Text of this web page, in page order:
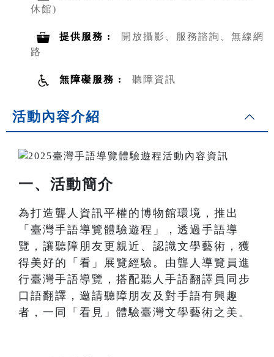
休館)
提供服務 :
開放攝影、服務諮詢、無線網
路
無障礙服務 : 聽障資訊
活動內容介紹
一、活動簡介
為打造聾人資訊平權的博物館環境，推出
「臺灣手語導覽體驗遊程」，透過手語導
覽，讓聽障朋友更親近、認識文學藝術，獲
得美好的「看」展覽經驗。由聾人導覽員進
行臺灣手語導覽，搭配聽人手語翻譯員同步
口語翻譯，邀請聽障朋友及對手語有興趣
者，一同「看見」體驗臺灣文學藝術之美。